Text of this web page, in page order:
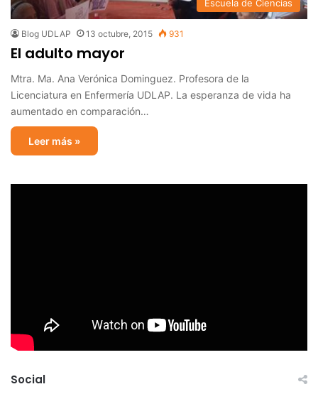
Escuela de Ciencias
Blog UDLAP 13 octubre, 2015 931
El adulto mayor
Mtra. Ma. Ana Verónica Dominguez. Profesora de la
Licenciatura en Enfermería UDLAP. La esperanza de vida ha
aumentado en comparación…
Leer más »
Social